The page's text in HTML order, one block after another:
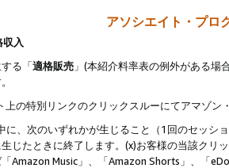
アソシエイト・プロ
入
る「適格販売 」(本紹介料率表の例外がある
上の特別リンクのクリックスルーにてアマゾン
に、次のいずれかが生じること（1回のセッシ
じたときに終了します。(x)お客様の当該ク
Amazon Music」、「Amazon Shorts」、「